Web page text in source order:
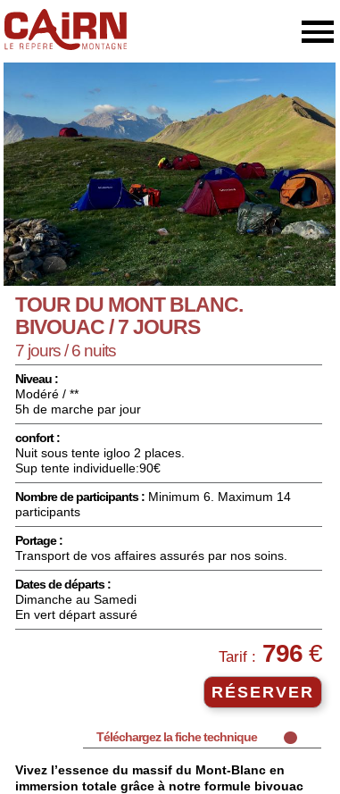
TOUR DU MONT BLANC.
BIVOUAC / 7 JOURS
7 jours / 6 nuits
Niveau :
Modéré / **
5h de marche par jour
confort :
Nuit sous tente igloo 2 places.
Sup tente individuelle:90€
Nombre de participants : Minimum 6. Maximum 14
participants
Portage :
Transport de vos affaires assurés par nos soins.
Dates de départs :
Dimanche au Samedi
En vert départ assuré
Tarif : 796 €
RÉSERVER
Téléchargez la fiche technique
Vivez l’essence du massif du Mont-Blanc en
immersion totale grâce à notre formule bivouac